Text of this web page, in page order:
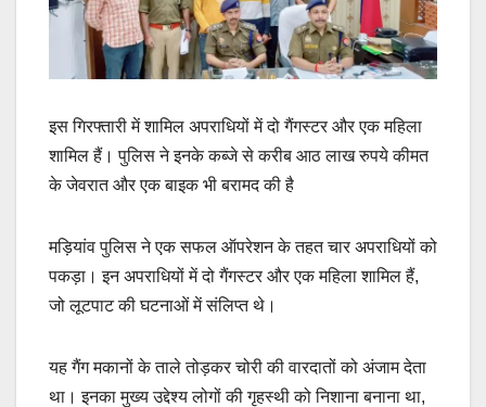
इस गिरफ्तारी में शामिल अपराधियों में दो गैंगस्टर और एक महिला
शामिल हैं। पुलिस ने इनके कब्जे से करीब आठ लाख रुपये कीमत
के जेवरात और एक बाइक भी बरामद की है
मड़ियांव पुलिस ने एक सफल ऑपरेशन के तहत चार अपराधियों को
पकड़ा। इन अपराधियों में दो गैंगस्टर और एक महिला शामिल हैं,
जो लूटपाट की घटनाओं में संलिप्त थे।
यह गैंग मकानों के ताले तोड़कर चोरी की वारदातों को अंजाम देता
था। इनका मुख्य उद्देश्य लोगों की गृहस्थी को निशाना बनाना था,